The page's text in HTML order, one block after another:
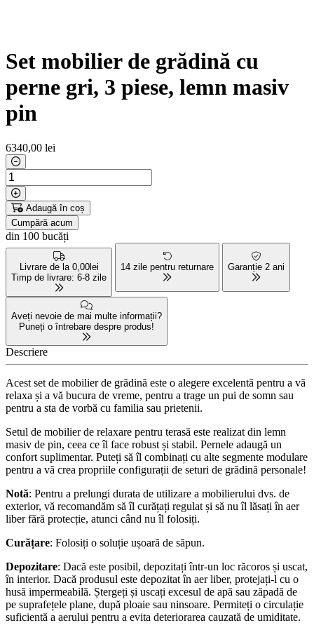
Set mobilier de grădină cu
perne gri, 3 piese, lemn masiv
pin
6340,00 lei
Adaugă în coș
Cumpără acum
din 100 bucăți
Livrare de la 0,00lei
Timp de livrare: 6-8 zile
14 zile pentru returnare Garanție 2 ani
Aveți nevoie de mai multe informații?
Puneți o întrebare despre produs!
Descriere
Acest set de mobilier de grădină este o alegere excelentă pentru a vă
relaxa și a vă bucura de vreme, pentru a trage un pui de somn sau
pentru a sta de vorbă cu familia sau prietenii.
Setul de mobilier de relaxare pentru terasă este realizat din lemn
masiv de pin, ceea ce îl face robust și stabil. Pernele adaugă un
confort suplimentar. Puteți să îl combinați cu alte segmente modulare
pentru a vă crea propriile configurații de seturi de grădină personale!
Notă: Pentru a prelungi durata de utilizare a mobilierului dvs. de
exterior, vă recomandăm să îl curățați regulat și să nu îl lăsați în aer
liber fără protecție, atunci când nu îl folosiți.
Curățare: Folosiți o soluție ușoară de săpun.
Depozitare: Dacă este posibil, depozitați într-un loc răcoros și uscat,
în interior. Dacă produsul este depozitat în aer liber, protejați-l cu o
husă impermeabilă. Ștergeți și uscați excesul de apă sau zăpadă de
pe suprafețele plane, după ploaie sau ninsoare. Permiteți o circulație
suficientă a aerului pentru a evita deteriorarea cauzată de umiditate.